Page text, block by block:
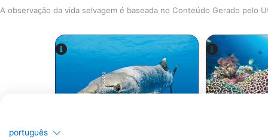
A observação da vida selvagem é baseada no Conteúdo Gerado pelo
iStock-Global_Pics Alamy-WaterFrame
português